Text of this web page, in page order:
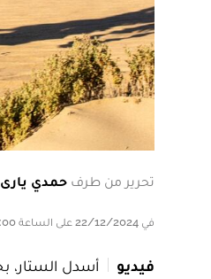
تحرير من طرف حمدي يارى
في 22/12/2024 على الساعة 16:00
فيديو